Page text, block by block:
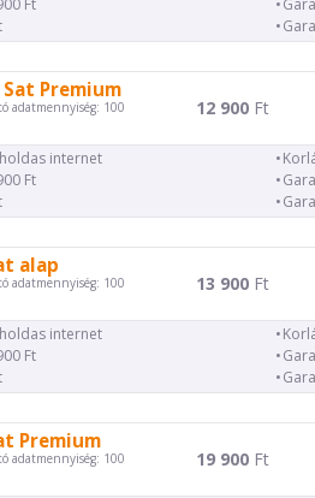
Ft
Premium
adatmennyiség: 100
12 900Ft
internet
Ft
alap
adatmennyiség: 100
13 900Ft
internet
Ft
Premium
adatmennyiség: 100
19 900Ft